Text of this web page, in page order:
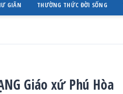
GIÃN THƯỜNG THỨC ĐỜI SỐNG
Giáo xứ Phú Hòa